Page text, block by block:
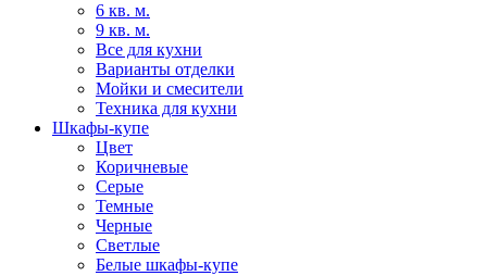
6 кв. м.
9 кв. м.
Все для кухни
Варианты отделки
Мойки и смесители
Техника для кухни
Шкафы-купе
Цвет
Коричневые
Серые
Темные
Черные
Светлые
Белые шкафы-купе